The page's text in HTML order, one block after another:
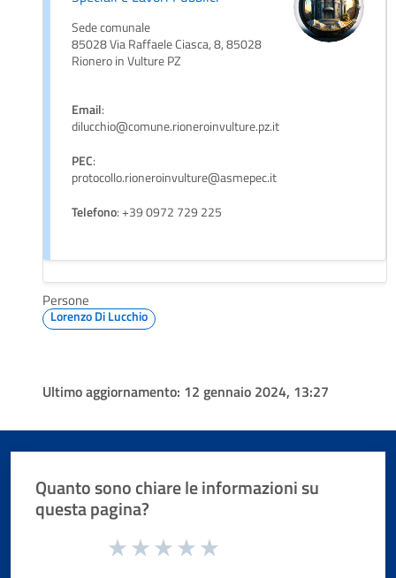
Sede comunale
85028 Via Raffaele Ciasca, 8, 85028
Rionero in Vulture PZ
Email:
dilucchio@comune.rioneroinvulture.pz.it
PEC:
protocollo.rioneroinvulture@asmepec.it
Telefono: +39 0972 729 225
Persone
Lorenzo Di Lucchio
Ultimo aggiornamento: 12 gennaio 2024, 13:27
Quanto sono chiare le informazioni su
questa pagina?
Valuta da 1 a 5 stelle la pagina